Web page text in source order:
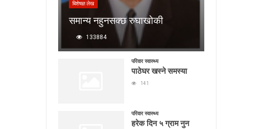
बिशेषज्ञ लेख
समान्य नहुनसक्छ रुघाखोकी
133884
परिवार स्वास्थ्य
पाठेघर खस्ने समस्या
141
परिवार स्वास्थ्य
हरेक दिन ५ ग्राम नुन